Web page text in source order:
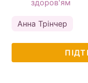
здоров'ям
Анна Трінчер